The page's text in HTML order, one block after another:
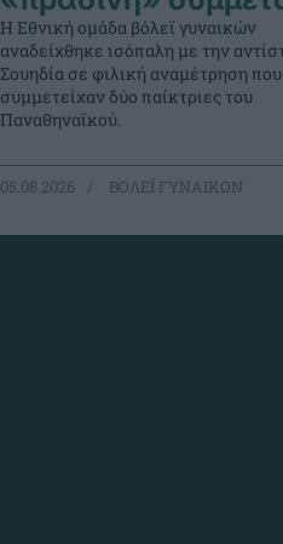
Η Εθνική ομάδα βόλεϊ γυναικών
αναδείχθηκε ισόπαλη με την
Σουηδία σε φιλική αναμέτρηση που
συμμετείχαν δύο παίκτριες του
Παναθηναϊκού.
05.08.2026 ΒΟΛΕΪ ΓΥΝΑΙΚΩΝ